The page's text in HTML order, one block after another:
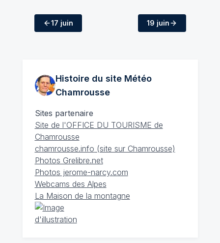
17 juin 19 juin
Histoire du site Météo
Chamrousse
Sites partenaire
Site de l'OFFICE DU TOURISME de
Chamrousse
chamrousse.info (site sur Chamrousse)
Photos Grelibre.net
Photos jerome-narcy.com
Webcams des Alpes
La Maison de la montagne